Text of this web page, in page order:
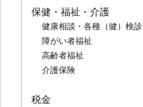
保健・福祉・介護
健康相談・各種（健）検診
障がい者福祉
高齢者福祉
介護保険
税金